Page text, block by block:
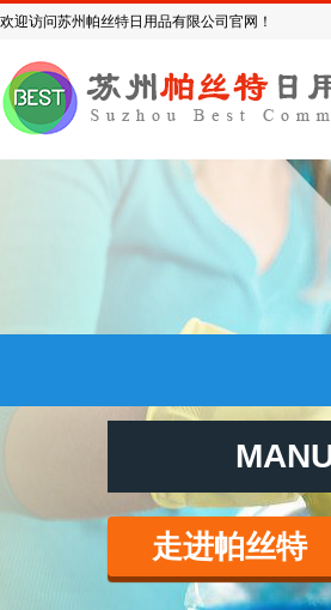
欢迎访问苏州帕丝特日用品有限公司官网！
走进帕丝特